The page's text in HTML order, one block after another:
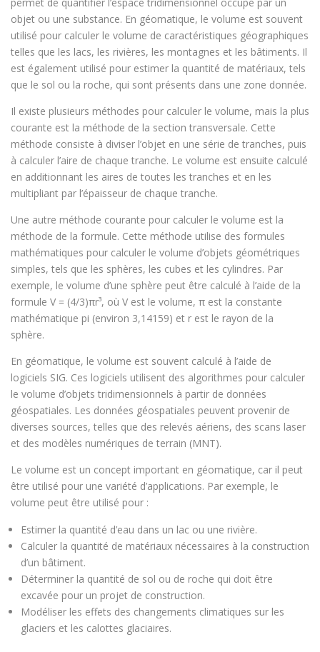
objet ou une substance. En géomatique, le volume est souvent
utilisé pour calculer le volume de caractéristiques géographiques
telles que les lacs, les rivières, les montagnes et les bâtiments. Il
est également utilisé pour estimer la quantité de matériaux, tels
que le sol ou la roche, qui sont présents dans une zone donnée.
Il existe plusieurs méthodes pour calculer le volume, mais la plus
courante est la méthode de la section transversale. Cette
méthode consiste à diviser l’objet en une série de tranches, puis
à calculer l’aire de chaque tranche. Le volume est ensuite calculé
en additionnant les aires de toutes les tranches et en les
multipliant par l’épaisseur de chaque tranche.
Une autre méthode courante pour calculer le volume est la
méthode de la formule. Cette méthode utilise des formules
mathématiques pour calculer le volume d’objets géométriques
simples, tels que les sphères, les cubes et les cylindres. Par
exemple, le volume d’une sphère peut être calculé à l’aide de la
formule V = (4/3)πr³, où V est le volume, π est la constante
mathématique pi (environ 3,14159) et r est le rayon de la
sphère.
En géomatique, le volume est souvent calculé à l’aide de
logiciels SIG. Ces logiciels utilisent des algorithmes pour calculer
le volume d’objets tridimensionnels à partir de données
géospatiales. Les données géospatiales peuvent provenir de
diverses sources, telles que des relevés aériens, des scans laser
et des modèles numériques de terrain (MNT).
Le volume est un concept important en géomatique, car il peut
être utilisé pour une variété d’applications. Par exemple, le
volume peut être utilisé pour :
Estimer la quantité d’eau dans un lac ou une rivière.
Calculer la quantité de matériaux nécessaires à la construction
d’un bâtiment.
Déterminer la quantité de sol ou de roche qui doit être
excavée pour un projet de construction.
Modéliser les effets des changements climatiques sur les
glaciers et les calottes glaciaires.